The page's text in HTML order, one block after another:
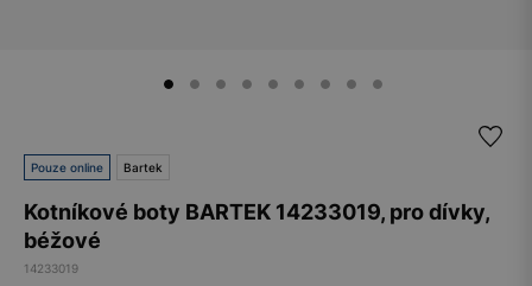
Pouze online Bartek
Kotníkové boty BARTEK 14233019, pro dívky,
béžové
14233019